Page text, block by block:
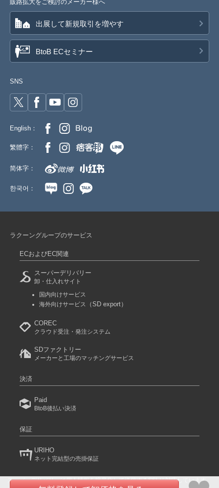
販路拡大をご検討のメーカー様へ
出展して新規取引を増やす
BtoB ECセミナー
SNS
English：
繁體字：
简体字：
한국어：
ラクーングループのサービス
ECおよびEC関連
スーパーデリバリー
卸・仕入れサイト
国内向けサービス
海外向けサービス
（SD export）
COREC
クラウド受注・発注システム
SDファクトリー
メーカーと工場のマッチングサービス
決済
Paid
BtoB後払い決済
保証
URIHO
ネット完結型の売掛保証
スーパーデリバリーは個人情報を暗号化して送信するSSLに対応しています。
(C) 2024 RACCOON COMMERCE, Inc. All rights reserved.